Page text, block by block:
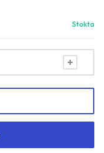
Stokta